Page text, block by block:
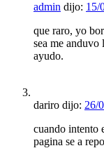
admin dijo: 15/
que raro, yo
sea me anduvo
ayudo.
dariro dijo: 26/
cuando intento
pagina se a